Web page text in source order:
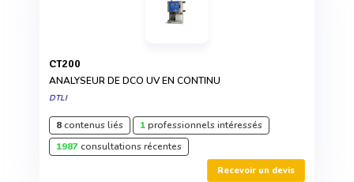
CT200
ANALYSEUR DE DCO UV EN CONTINU
DTLI
8contenus liés 1professionnels intéressés
1987consultations récentes
Recevoir un devis